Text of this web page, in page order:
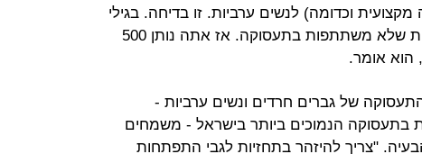
מקצועית וכדומה) לנשים ערביות. זו בדיחה. בגילי
התעסוקה יש 300 אלף נשים ערביות שלא משתתפות בתעסוקה. אז אתה נותן 500
הוא אומר.
של גברים חרדים ונשים ערביות -
בתעסוקה הנמוכים ביותר בישראל - משמחים
"צריך להיזהר בתחזיות לגבי התפתחות